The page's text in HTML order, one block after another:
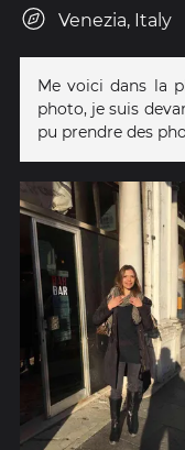
Venezia, Italy
Me voici dans la
photo, je suis
pu prendre des